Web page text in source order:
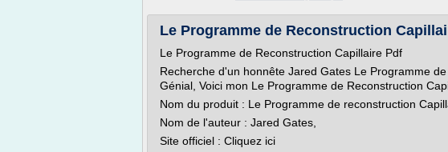
Le Programme de Reconstruction
Le Programme de Reconstruction Capillaire Pdf
Recherche d'un honnête Jared Gates Le Programme
Génial, Voici mon Le Programme de Reconstruction
Nom du produit : Le Programme de reconstruction
Nom de l'auteur : Jared Gates,
Site officiel : Cliquez ici